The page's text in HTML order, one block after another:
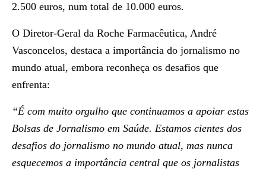
2.500 euros, num total de 10.000 euros.
O Diretor-Geral da Roche Farmacêutica, André
Vasconcelos, destaca a importância do jornalismo no
mundo atual, embora reconheça os desafios que
enfrenta:
“É com muito orgulho que continuamos a apoiar estas
Bolsas de Jornalismo em Saúde. Estamos cientes dos
desafios do jornalismo no mundo atual, mas nunca
esquecemos a importância central que os jornalistas